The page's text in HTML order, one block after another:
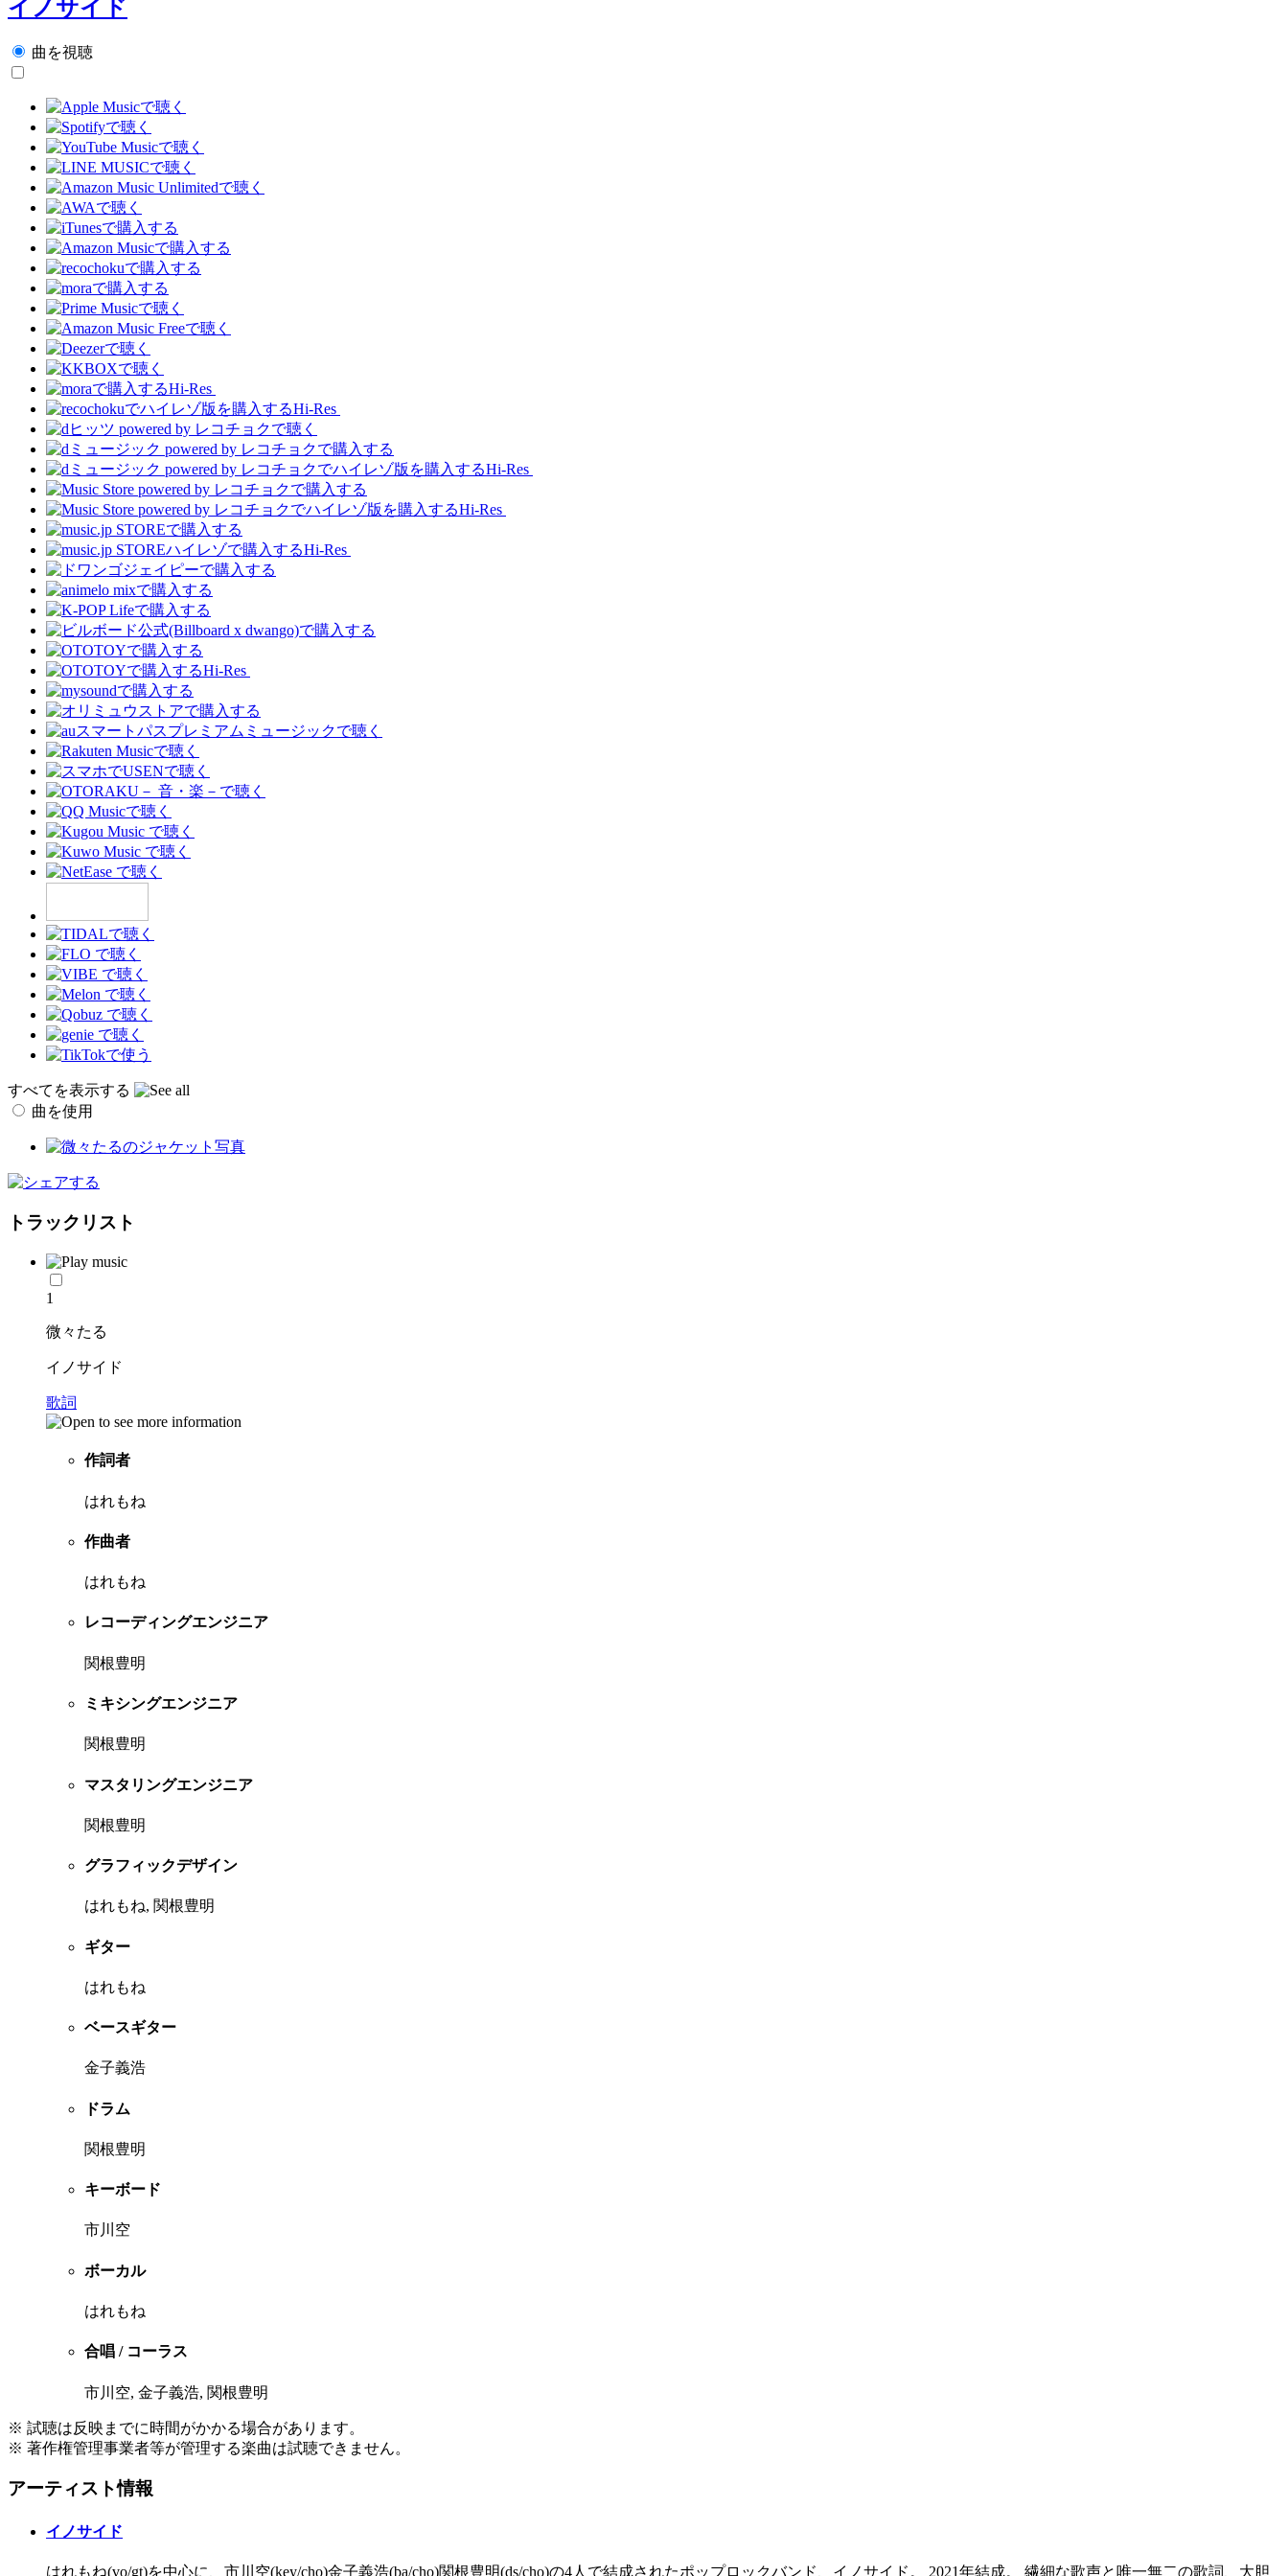
イノサイド
曲を視聴
Hi-Res
Hi-Res
Hi-Res
Hi-Res
Hi-Res
Hi-Res
すべてを表示する
曲を使用
トラックリスト
1
微々たる
イノサイド
歌詞
作詞者
はれもね
作曲者
はれもね
レコーディングエンジニア
関根豊明
ミキシングエンジニア
関根豊明
マスタリングエンジニア
関根豊明
グラフィックデザイン
はれもね, 関根豊明
ギター
はれもね
ベースギター
金子義浩
ドラム
関根豊明
キーボード
市川空
ボーカル
はれもね
合唱 / コーラス
市川空, 金子義浩, 関根豊明
※ 試聴は反映までに時間がかかる場合があります。
※ 著作権管理事業者等が管理する楽曲は試聴できません。
アーティスト情報
イノサイド
はれもね(vo/gt)を中心に、市川空(key/cho)金子義浩(ba/cho)関根豊明(ds/cho)の4人で結成されたポップロックバンド、イノサイド。 2021年結成。 繊細な歌声と唯一無二の歌詞、大胆